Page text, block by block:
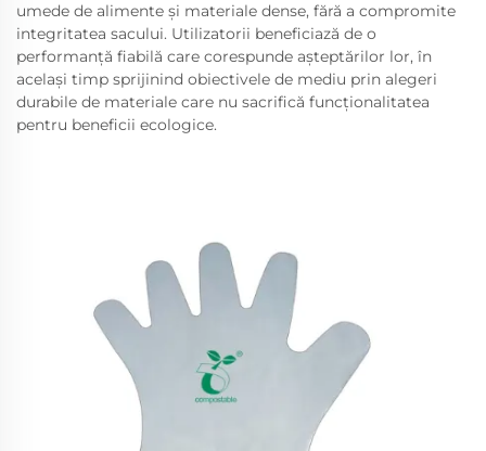
umede de alimente și materiale dense, fără a compromite
integritatea sacului. Utilizatorii beneficiază de o
performanță fiabilă care corespunde așteptărilor lor, în
același timp sprijinind obiectivele de mediu prin alegeri
durabile de materiale care nu sacrifică funcționalitatea
pentru beneficii ecologice.